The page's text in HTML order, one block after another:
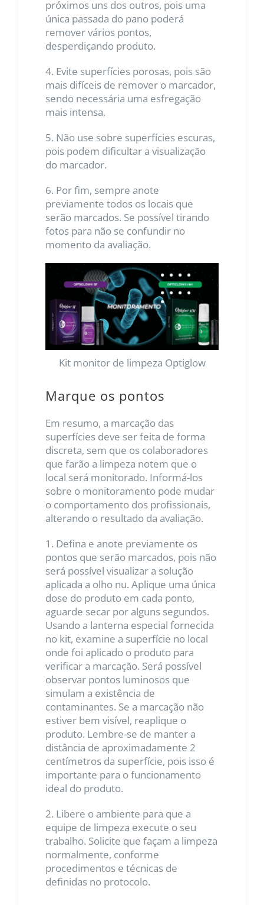
próximos uns dos outros, pois uma
única passada do pano poderá
remover vários pontos,
desperdiçando produto.
4. Evite superfícies porosas, pois são
mais difíceis de remover o marcador,
sendo necessária uma esfregação
mais intensa.
5. Não use sobre superfícies escuras,
pois podem dificultar a visualização
do marcador.
6. Por fim, sempre anote
previamente todos os locais que
serão marcados. Se possível tirando
fotos para não se confundir no
momento da avaliação.
Kit monitor de limpeza Optiglow
Marque os pontos
Em resumo, a marcação das
superfícies deve ser feita de forma
discreta, sem que os colaboradores
que farão a limpeza notem que o
local será monitorado. Informá-los
sobre o monitoramento pode mudar
o comportamento dos profissionais,
alterando o resultado da avaliação.
1. Defina e anote previamente os
pontos que serão marcados, pois não
será possível visualizar a solução
aplicada a olho nu. Aplique uma única
dose do produto em cada ponto,
aguarde secar por alguns segundos.
Usando a lanterna especial fornecida
no kit, examine a superfície no local
onde foi aplicado o produto para
verificar a marcação. Será possível
observar pontos luminosos que
simulam a existência de
contaminantes. Se a marcação não
estiver bem visível, reaplique o
produto. Lembre-se de manter a
distância de aproximadamente 2
centímetros da superfície, pois isso é
importante para o funcionamento
ideal do produto.
2. Libere o ambiente para que a
equipe de limpeza execute o seu
trabalho. Solicite que façam a limpeza
normalmente, conforme
procedimentos e técnicas de
definidas no protocolo.